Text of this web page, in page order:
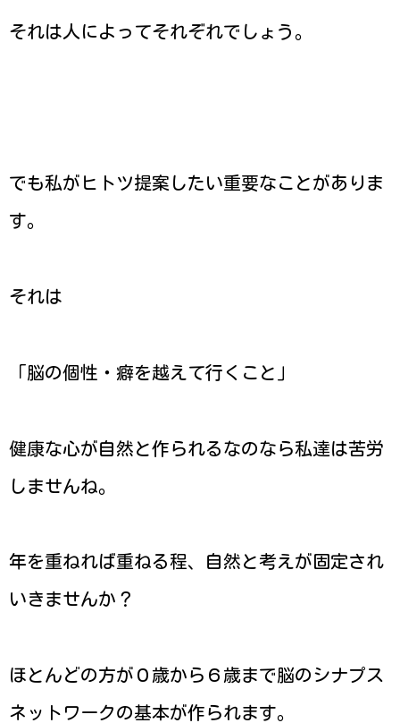
それは人によってそれぞれでしょう。
でも私がヒトツ提案したい重要なことがありま
す。
それは
「脳の個性・癖を越えて行くこと」
健康な心が自然と作られるなのなら私達は苦労
しませんね。
年を重ねれば重ねる程、自然と考えが固定され
いきませんか？
ほとんどの方が０歳から６歳まで脳のシナプス
ネットワークの基本が作られます。